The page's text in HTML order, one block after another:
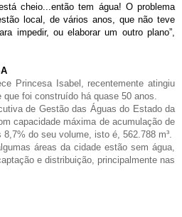
cheio...então tem água! O problema
local, de vários anos, que não teve
impedir, ou elaborar um outro plano”,
Princesa Isabel, recentemente atingiu
foi construído há quase 50 anos.
de Gestão das Águas do Estado da
capacidade máxima de acumulação de
do seu volume, isto é, 562.788 m³.
áreas da cidade estão sem água,
e distribuição, principalmente nas